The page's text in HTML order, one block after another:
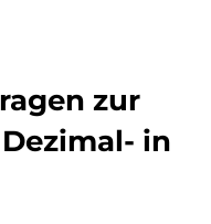
zur
in